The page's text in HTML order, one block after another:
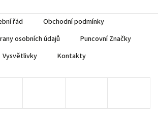
řád
Obchodní podmínky
osobních údajů
Puncovní Značky
Vysvětlivky
Kontakty